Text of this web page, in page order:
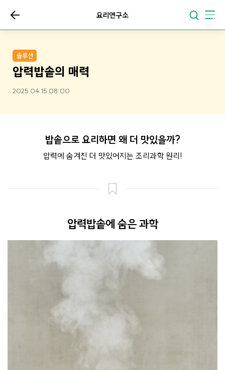
요리연구소
솔루션
압력밥솥의 매력
2025.04.15 08:00
밥솥으로 요리하면 왜 더 맛있을까?
압력에 숨겨진 더 맛있어지는 조리과학 원리!
압력밥솥에 숨은 과학